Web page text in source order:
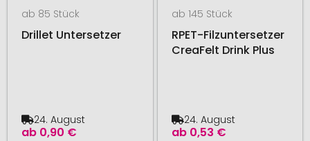
ab 85 Stück
Drillet Untersetzer
ab 0,90 €
24. August
ab 145 Stück
RPET-Filzuntersetzer
CreaFelt Drink Plus
ab 0,53 €
24. August